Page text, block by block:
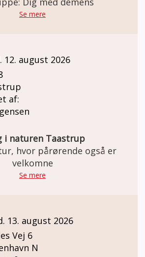
Gåturene er med til at
Se mere
12. august 2026
af:
i naturen Taastrup
hvor pårørende også er
velkomne
Se mere
13. august 2026
Vej 6
N